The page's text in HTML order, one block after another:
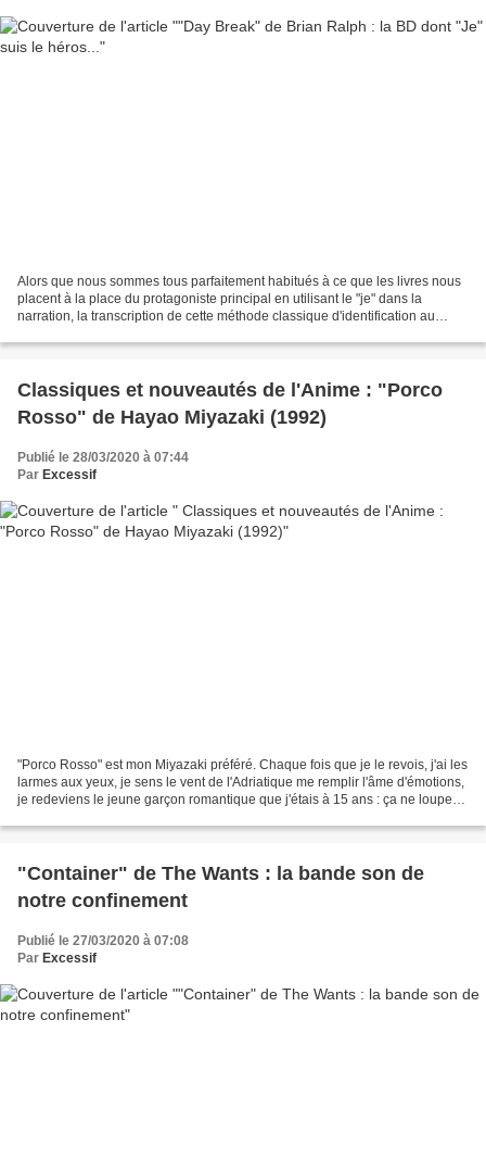
Alors que nous sommes tous parfaitement habitués à ce que les livres nous
placent à la place du protagoniste principal en utilisant le "je" dans la
narration, la transcription de cette méthode classique d'identification au
Classiques et nouveautés de l'Anime : "Porco
Rosso" de Hayao Miyazaki (1992)
Publié le 28/03/2020 à 07:44
Par Excessif
"Porco Rosso" est mon Miyazaki préféré. Chaque fois que je le revois, j'ai les
larmes aux yeux, je sens le vent de l'Adriatique me remplir l'âme d'émotions,
je redeviens le jeune garçon romantique que j'étais à 15 ans : ça ne loupe
"Container" de The Wants : la bande son de
notre confinement
Publié le 27/03/2020 à 07:08
Par Excessif